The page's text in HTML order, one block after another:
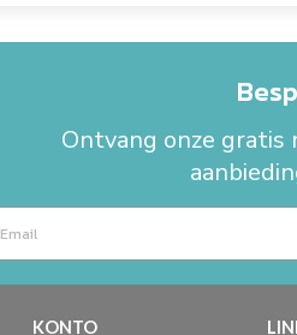
Ontvang onze gratis
KONTO